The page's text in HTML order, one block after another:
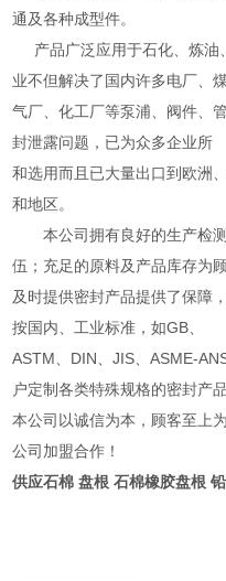
通及各种成型件。
产品广泛应用于石化、炼油
业不但解决了国内许多电厂、
气厂、化工厂等泵浦、阀件、
封泄露问题，已为众多企业所
和选用而且已大量出口到欧洲
和地区。
本公司拥有良好的生产检测
伍；充足的原料及产品库存为
及时提供密封产品提供了保障
按国内、工业标准，如GB、
ASTM、DIN、JIS、ASME-
户定制各类特殊规格的密封产品
本公司以诚信为本，顾客至上
公司加盟合作！
供应石棉 盘根 石棉橡胶盘根